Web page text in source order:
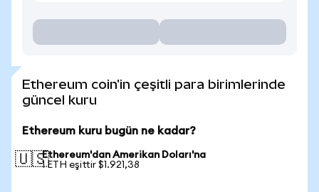
Ethereum coin'in çeşitli para birimlerinde
güncel kuru
Ethereum kuru bugün ne kadar?
🇺🇸Ethereum'dan Amerikan Doları'na
1 ETH eşittir $1.921,38